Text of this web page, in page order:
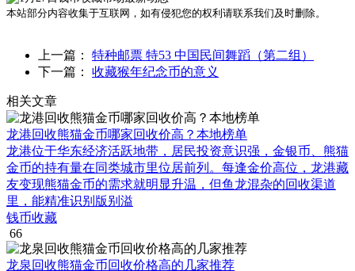
本站部分内容收集于互联网，如有侵犯您的权利请联系我们及时删除。
上一篇： 特种邮票 特53 中国民间舞蹈（第二组）
下一篇： 收藏猴年纪念币的意义
相关文章
龙港回收熊猫金币哪家回收价高？本地榜单
龙港位于华东经济活跃地带，居民投资意识强，金银币、熊猫
金币的持有量在同类城市里位居前列。每逢金价高位，龙港藏
友变现熊猫金币的需求就明显升温，但鱼龙混杂的回收渠道
里，能精准识别版别溢
钱币收藏
66
龙泉回收熊猫金币回收价格高的几家推荐